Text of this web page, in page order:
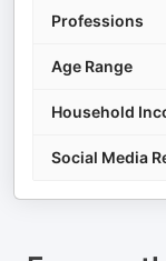
Professions
Age Range
Household
Social Media